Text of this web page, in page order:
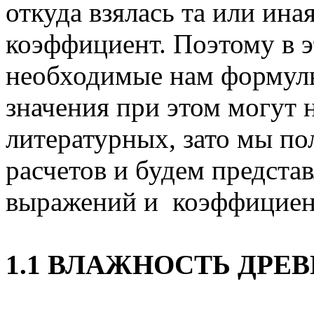
откуда взялась та или
коэффициент. Поэтому в
необходимые нам
значения при этом могут
литературных, зато мы
расчетов и будем
выражений и
1.1 ВЛАЖНОСТЬ